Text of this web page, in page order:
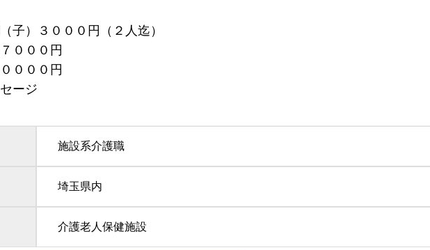
子）３０００円（２人迄）
０００円
００円
ージ
施設系介護職
埼玉県内
介護老人保健施設